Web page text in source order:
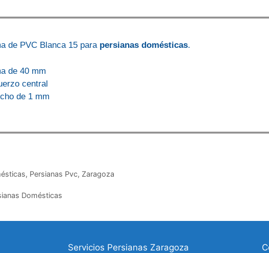
de PVC Blanca 15 para persianas domésticas.
de 40 mm
central
de 1 mm
, Persianas Pvc, Zaragoza
Domésticas
Servicios Persianas Zaragoza